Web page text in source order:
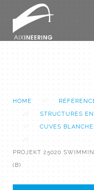
HOME
STRUCTURES
CUVES
PROJEKT 25020
(B)